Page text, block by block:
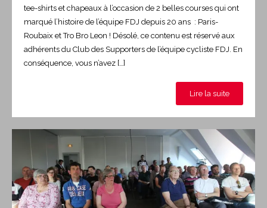
tee-shirts et chapeaux à l’occasion de 2 belles courses qui ont
marqué l’histoire de l’équipe FDJ depuis 20 ans : Paris-
Roubaix et Tro Bro Leon ! Désolé, ce contenu est réservé aux
adhérents du Club des Supporters de l’équipe cycliste FDJ. En
conséquence, vous n’avez […]
Lire la suite